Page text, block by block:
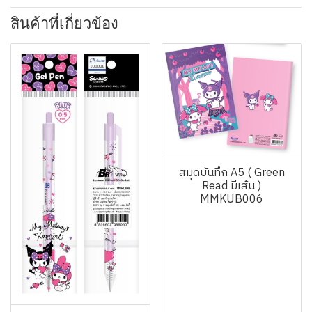
สินค้าที่เกี่ยวข้อง
สมุดบันทึก A5 ( Green
Read มีเส้น )
MMKUB006